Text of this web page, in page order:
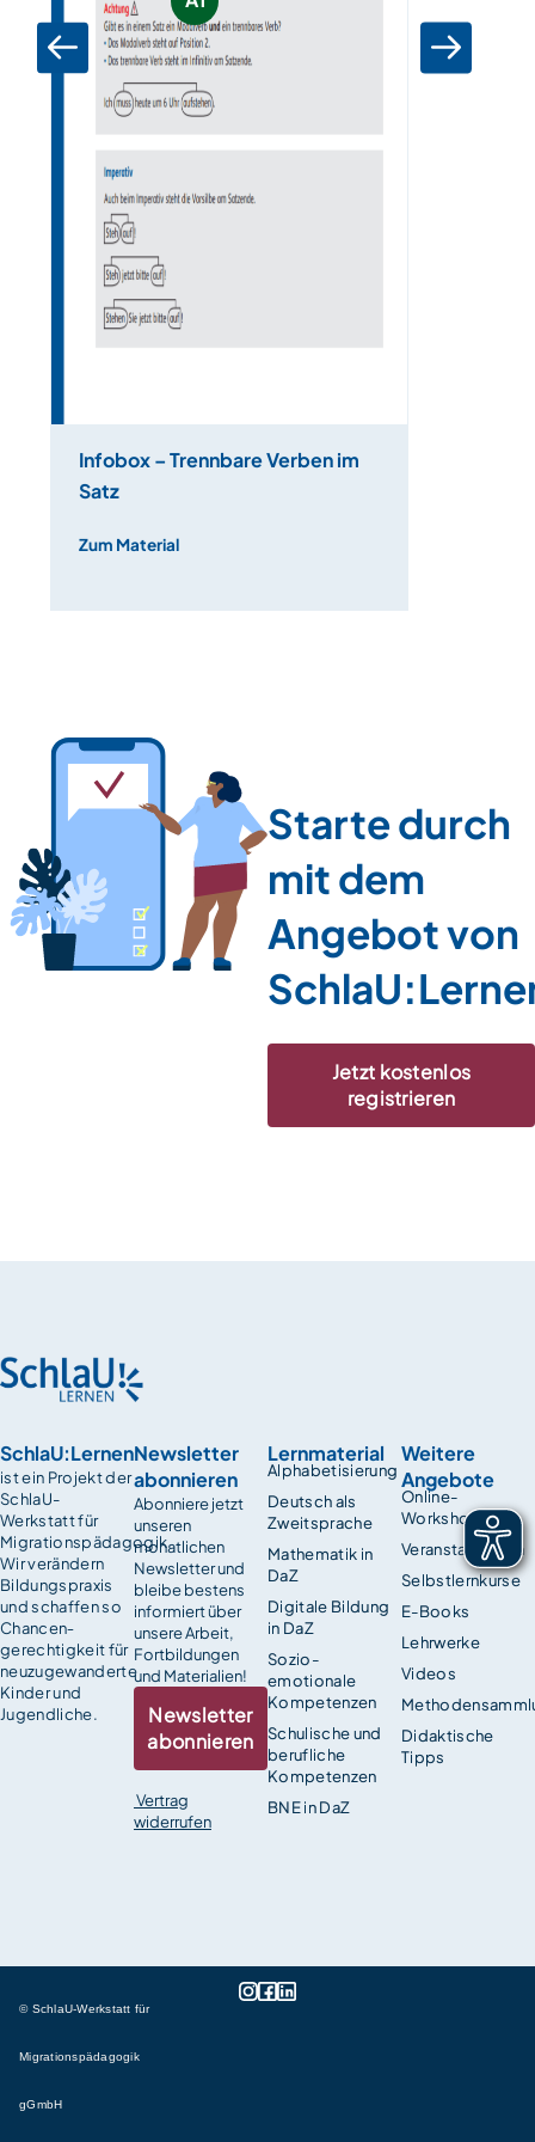
Infobox – Trennbare Verben im
Satz
Zum Material
Starte durch
mit dem
Angebot von
Jetzt kostenlos
registrieren
SchlaU:Lernen
ist ein Projekt der
SchlaU-
Werkstatt für
Migrationspädagogik.
Wir verändern
Bildungspraxis
und schaffen so
Chancen­
gerechtigkeit für
neuzugewanderte
Kinder und
Jugendliche.
Lernmaterial
Alphabetisierung
Deutsch als
Zweitsprache
Mathematik in
DaZ
Digitale Bildung
in DaZ
Sozio-
emotionale
Kompetenzen
Schulische und
berufliche
Kompetenzen
BNE in DaZ
Weitere
Angebote
Online-
Workshops
Veranstaltungen
Selbstlernkurse
E-Books
Lehrwerke
Videos
Didaktische
Tipps
Newsletter
abonnieren
Abonniere jetzt
unseren
monatlichen
Newsletter und
bleibe bestens
informiert über
unsere Arbeit,
Fortbildungen
und Materialien!
Newsletter
abonnieren
Vertrag
widerrufen
© SchlaU-Werkstatt für
Migrationspädagogik
gGmbH